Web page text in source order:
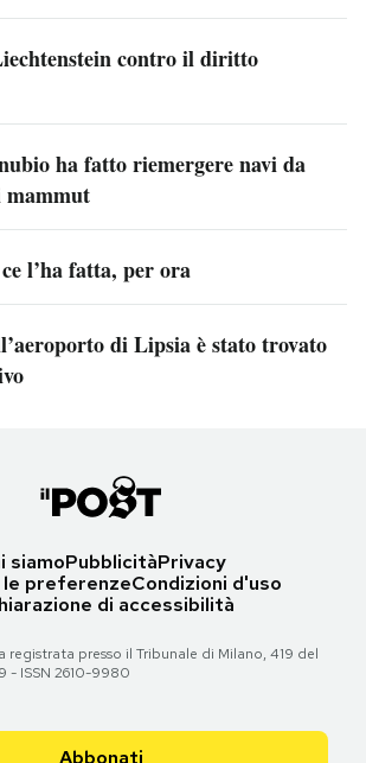
contro il diritto
ha fatto riemergere navi da
mammut
l’ha fatta, per ora
di Lipsia è stato trovato
siamoPubblicitàPrivacy
preferenzeCondizioni d'uso
di accessibilità
registrata presso il Tribunale di Milano, 419 del
- ISSN 2610-9980
Abbonati